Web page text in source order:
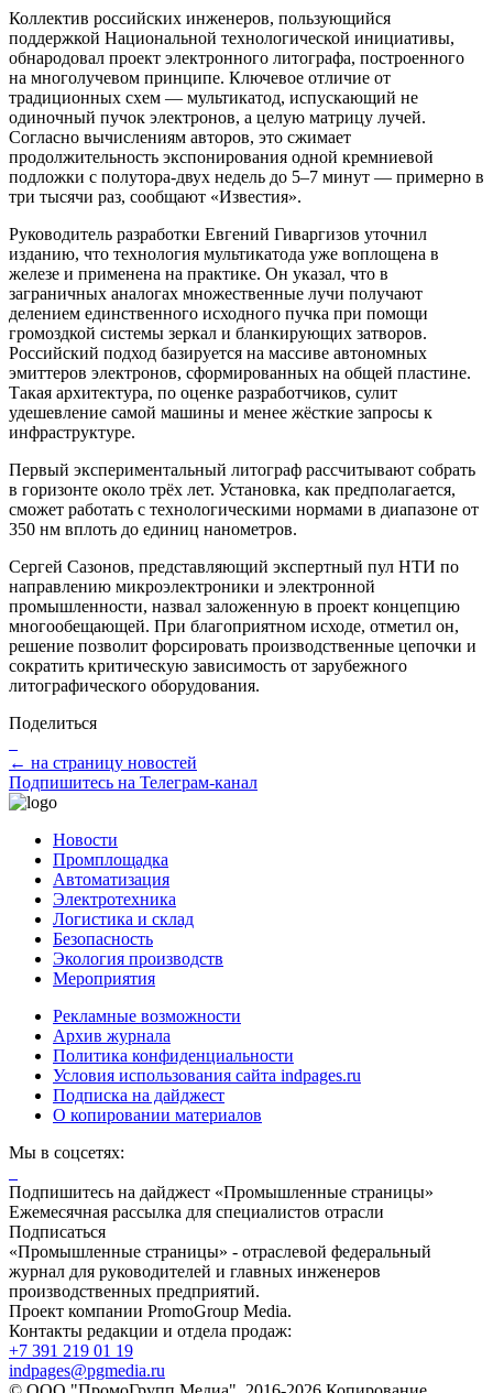
Коллектив российских инженеров, пользующийся
поддержкой Национальной технологической инициативы,
обнародовал проект электронного литографа, построенного
на многолучевом принципе. Ключевое отличие от
традиционных схем — мультикатод, испускающий не
одиночный пучок электронов, а целую матрицу лучей.
Согласно вычислениям авторов, это сжимает
продолжительность экспонирования одной кремниевой
подложки с полутора-двух недель до 5–7 минут — примерно в
три тысячи раз, сообщают «Известия».
Руководитель разработки Евгений Гиваргизов уточнил
изданию, что технология мультикатода уже воплощена в
железе и применена на практике. Он указал, что в
заграничных аналогах множественные лучи получают
делением единственного исходного пучка при помощи
громоздкой системы зеркал и бланкирующих затворов.
Российский подход базируется на массиве автономных
эмиттеров электронов, сформированных на общей пластине.
Такая архитектура, по оценке разработчиков, сулит
удешевление самой машины и менее жёсткие запросы к
инфраструктуре.
Первый экспериментальный литограф рассчитывают собрать
в горизонте около трёх лет. Установка, как предполагается,
сможет работать с технологическими нормами в диапазоне от
350 нм вплоть до единиц нанометров.
Сергей Сазонов, представляющий экспертный пул НТИ по
направлению микроэлектроники и электронной
промышленности, назвал заложенную в проект концепцию
многообещающей. При благоприятном исходе, отметил он,
решение позволит форсировать производственные цепочки и
сократить критическую зависимость от зарубежного
литографического оборудования.
Поделиться
← на страницу новостей
Подпишитесь на Телеграм-канал
Новости
Промплощадка
Автоматизация
Электротехника
Логистика и склад
Безопасность
Экология производств
Мероприятия
Рекламные возможности
Архив журнала
Политика конфиденциальности
Условия использования сайта indpages.ru
Подписка на дайджест
О копировании материалов
Мы в соцсетях:
Подпишитесь на дайджест «Промышленные страницы»
Ежемесячная рассылка для специалистов отрасли
Подписаться
«Промышленные страницы» - отраслевой федеральный
журнал для руководителей и главных инженеров
производственных предприятий.
Проект компании PromoGroup Media.
Контакты редакции и отдела продаж:
+7 391 219 01 19
indpages@pgmedia.ru